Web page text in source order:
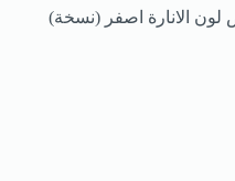
لون الانارة اصفر (نسخة)